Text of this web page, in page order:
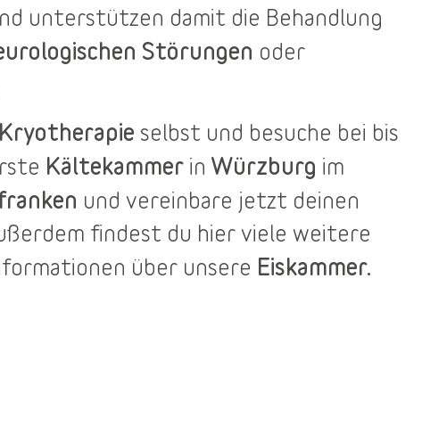
unterstützen damit die Behandlung
Störungen oder
Kryotherapie selbst und besuche bei bis
Kältekammer in Würzburg im
und vereinbare jetzt deinen
findest du hierviele weitere
über unsere Eiskammer.